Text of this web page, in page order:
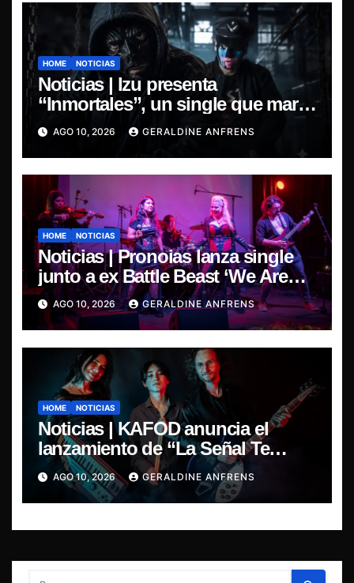
HOME NOTICIAS
Noticias | Izu presenta
“Inmortales”, un single que marca
su esperado regreso.
AGO 10, 2026 GERALDINE ANFRENS
HOME NOTICIAS
Noticias | Pronoias lanza single
junto a ex Battle Beast ‘We Are
The Same’ une el metal de Chile y
Finlandia.
AGO 10, 2026 GERALDINE ANFRENS
HOME NOTICIAS
Noticias | KAFOD anuncia el
lanzamiento de “La Señal Te
Encontró”, el primer adelanto de
su nuevo álbum conceptual.
AGO 10, 2026 GERALDINE ANFRENS